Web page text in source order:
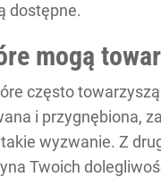
dostępne.
mogą
często
i przygnębiona,
wyzwanie. Z
Twoich